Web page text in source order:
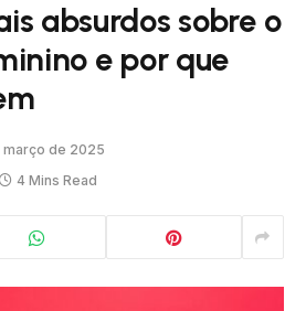
absurdos sobre o
e por que
março de 2025
4 Mins Read